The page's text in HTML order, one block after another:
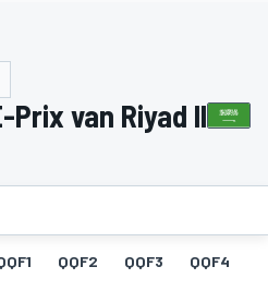
Prix van Riyad II
QQF2 QQF3 QQF4